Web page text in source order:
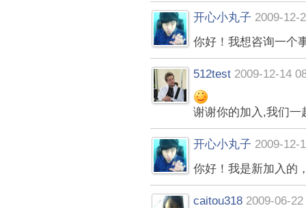
开心小丸子 2009-12-
你好！我想咨询一个
512test 2009-12-14
谢谢你的加入,我们一
开心小丸子 2009-12-
你好！我是新加入的
caitou318 2009-06-